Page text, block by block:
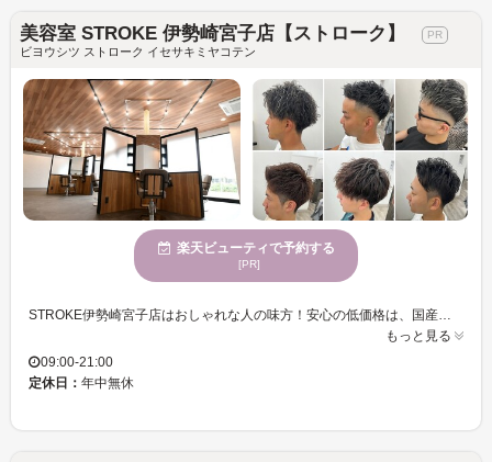
美容室 STROKE 伊勢崎宮子店【ストローク】
ビヨウシツ ストローク イセサキミヤコテン
楽天ビューティで予約する
[PR]
STROKE伊勢崎宮子店はおしゃれな人の味方！安心の低価格は、国産の高級薬剤の一括仕入れ＆無駄なコスト削減で実現します☆経験豊富なスタイリストが、お客様に最高の満足を提供します◎上手い＆安い＆早いを叶える実力派サロンで、新しいアナタを発見しませんか？
もっと見る
09:00-21:00
定休日： 年中無休